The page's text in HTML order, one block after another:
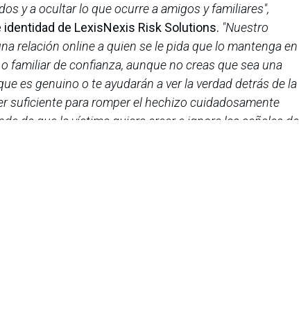
y a ocultar lo que ocurre a amigos y familiares",
de LexisNexis Risk Solutions. "Nuestro
relación online a quien se le pida que lo mantenga en
familiar de confianza, aunque no creas que sea una
es genuino o te ayudarán a ver la verdad detrás de la
suficiente para romper el hechizo cuidadosamente
de que la víctima quiera creer e ignore las señales de